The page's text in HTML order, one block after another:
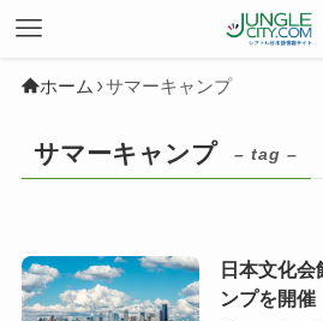
ホーム サマーキャンプ
サマーキャンプ – tag –
日本文化
ンプを開催